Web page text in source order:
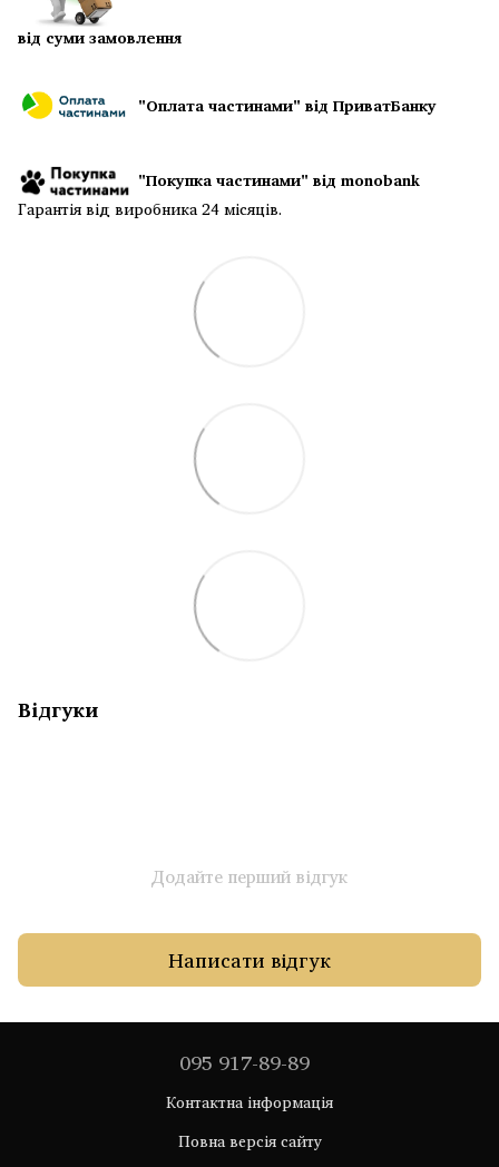
від суми замовлення
"Оплата частинами" від ПриватБанку
"Покупка частинами" від monobank
Гарантія від виробника 24 місяців.
Відгуки
Додайте перший відгук
Написати відгук
095 917-89-89
Контактна інформація
Повна версія сайту